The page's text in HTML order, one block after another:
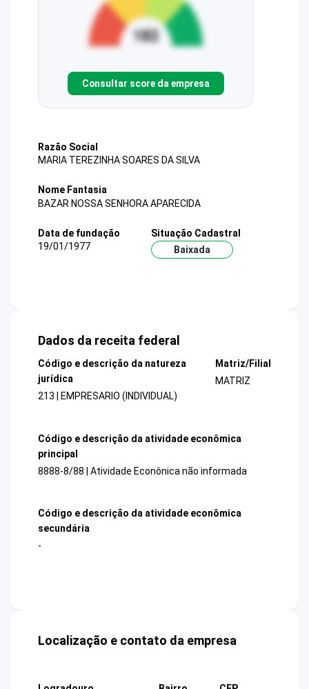
Consultar score da empresa
Razão Social
MARIA TEREZINHA SOARES DA SILVA
Nome Fantasia
BAZAR NOSSA SENHORA APARECIDA
Data de fundação
19/01/1977
Situação Cadastral
Baixada
Dados da receita federal
Código e descrição da natureza
jurídica
213 | EMPRESARIO (INDIVIDUAL)
Matriz/Filial
MATRIZ
Código e descrição da atividade econômica
principal
8888-8/88 | Atividade Econônica não informada
Código e descrição da atividade econômica
secundária
-
Localização e contato da empresa